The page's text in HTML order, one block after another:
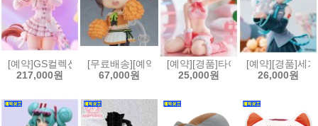
[예약]GS컬렉션 1/7 우마무스메 - 애스턴 마짱 녹지 않는 설탕 과자 버
217,000원
[무료배송][예약]넨도로이드 홀로라이브 - 나츠이로
67,000원
[예약][경품]타이토 어떤 과학의
25,000원
[예약][경품]세
26,000원